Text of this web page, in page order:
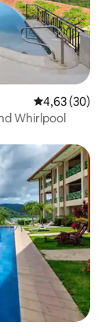
4,63 (30)
Whirlpool